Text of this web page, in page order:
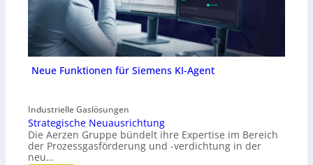
Neue Funktionen für Siemens KI-Agent
Industrielle Gaslösungen
Strategische Neuausrichtung
Die Aerzen Gruppe bündelt ihre Expertise im Bereich
der Prozessgasförderung und -verdichtung in der
neu…